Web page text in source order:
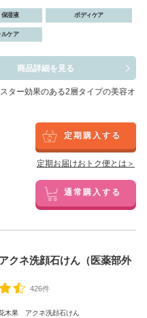
保湿液 ボディケア
ルケア
商品詳細を見る
ター効果のある2層タイプの美容オ
定期購入する
定期お届けおトク便とは＞
通常購入する
クネ洗顔石けん（医薬部外
426件
果 アクネ洗顔石けん